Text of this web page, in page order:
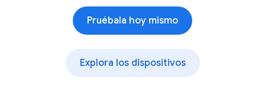
Pruébala hoy mismo
Explora los dispositivos